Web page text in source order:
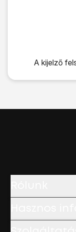
Lépés 1/3A kijelző
A kijelző felső